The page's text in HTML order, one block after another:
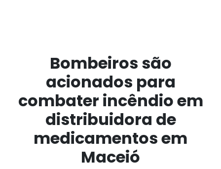
Bombeiros são
acionados para
combater incêndio em
distribuidora de
medicamentos em
Maceió